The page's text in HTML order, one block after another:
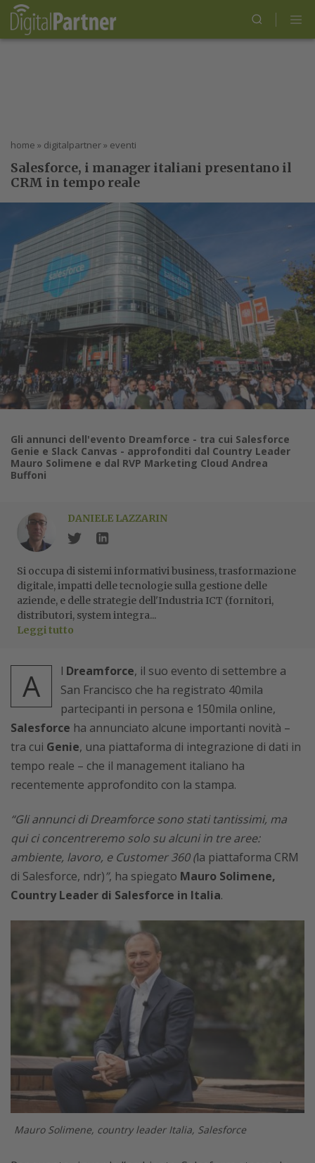
home » digitalpartner» eventi
Salesforce, i manager italiani presentano il
CRM in tempo reale
Gli annunci dell'evento Dreamforce - tra cui Salesforce
Genie e Slack Canvas - approfonditi dal Country Leader
Mauro Solimene e dal RVP Marketing Cloud Andrea
Buffoni
DANIELE LAZZARIN
Si occupa di sistemi informativi business, trasformazione
digitale, impatti delle tecnologie sulla gestione delle
aziende, e delle strategie dell'Industria ICT (fornitori,
distributori, system integra...
Leggi tutto
A l Dreamforce, il suo evento di settembre a
San Francisco che ha registrato 40mila
partecipanti in persona e 150mila online,
Salesforce ha annunciato alcune importanti novità –
tra cui Genie, una piattaforma di integrazione di dati in
tempo reale – che il management italiano ha
recentemente approfondito con la stampa.
“Gli annunci di Dreamforce sono stati tantissimi, ma
qui ci concentreremo solo su alcuni in tre aree:
ambiente, lavoro, e Customer 360 (la piattaforma CRM
di Salesforce, ndr)”, ha spiegato Mauro Solimene,
Country Leader di Salesforce in Italia.
Mauro Solimene, country leader Italia, Salesforce